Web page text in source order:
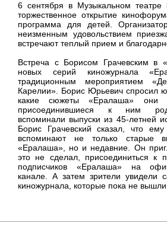
6 сентября в Музыкальном театре
торжественное открытие
программа для детей.
неизменным удовольствием
встречают теплый прием и
Встреча с Борисом Грачевским в
новых серий киножурнала
традиционным мероприятием
Карелии». Борис Юрьевич спросил
какие сюжеты «Ералаша» они
присоединившиеся к ним
вспоминали выпуски из 45-летней
Борис Грачевский сказал, что
вспоминают не только старые
«Ералаша», но и недавние. Он
это не сделал, присоединиться к
подписчиков «Ералаша» на
канале. А затем зрители увидели
киножурнала, которые пока не вышли